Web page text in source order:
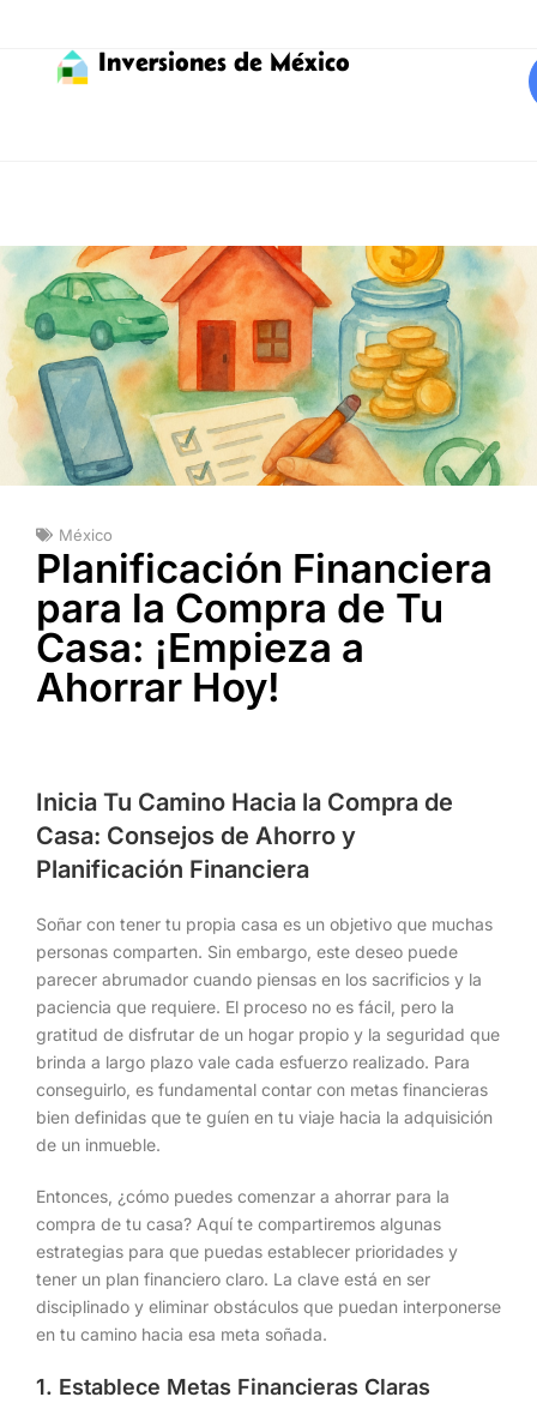
Inversiones de México
México
Planificación Financiera
para la Compra de Tu
Casa: ¡Empieza a
Ahorrar Hoy!
Inicia Tu Camino Hacia la Compra de
Casa: Consejos de Ahorro y
Planificación Financiera
Soñar con tener tu propia casa es un objetivo que muchas
personas comparten. Sin embargo, este deseo puede
parecer abrumador cuando piensas en los sacrificios y la
paciencia que requiere. El proceso no es fácil, pero la
gratitud de disfrutar de un hogar propio y la seguridad que
brinda a largo plazo vale cada esfuerzo realizado. Para
conseguirlo, es fundamental contar con metas financieras
bien definidas que te guíen en tu viaje hacia la adquisición
de un inmueble.
Entonces, ¿cómo puedes comenzar a ahorrar para la
compra de tu casa? Aquí te compartiremos algunas
estrategias para que puedas establecer prioridades y
tener un plan financiero claro. La clave está en ser
disciplinado y eliminar obstáculos que puedan interponerse
en tu camino hacia esa meta soñada.
1. Establece Metas Financieras Claras